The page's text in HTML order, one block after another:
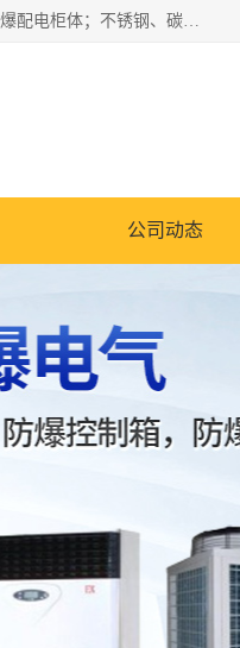
防爆正压分析小屋；不锈钢、碳钢材质防爆正压通风柜，分上下、左右、外挂三种款式；立式、挂式防爆配电柜体；不锈钢、碳钢防爆变频、磁力、星三角启动器；不锈钢、碳钢、铸铝防爆控制箱柜；可操作按键、多块式防爆仪表箱；多材质防爆接线箱；台式防爆电脑、防爆监视器。产品适配石油、化工、煤炭、电力、纺织、酿酒、航天、铁路、冶金、船舶、消防、市政等多行业工况使用。
公司动态